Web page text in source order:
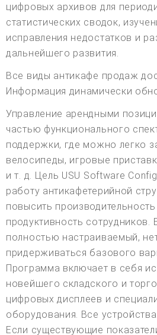
цифровых архивов для
статистических сводок,
исправления недостатков и
дальнейшего развития.
Все виды антикафе продаж
Информация динамически
Управление арендными
частью функционального
поддержки, где можно легко
велосипеды, игровые
и т. д. Цель USU Software
работу антикафетерийной
повысить производительность
продуктивность сотрудников.
полностью настраиваемый,
придерживаться базового
Программа включает в себя
новейшего складского и
цифровых дисплеев и
оборудования. Все
Если существующие